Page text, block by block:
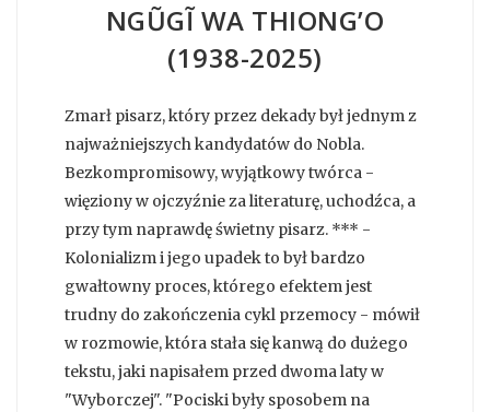
NGŨGĨ WA THIONG’O
(1938-2025)
Zmarł pisarz, który przez dekady był jednym z
najważniejszych kandydatów do Nobla.
Bezkompromisowy, wyjątkowy twórca -
więziony w ojczyźnie za literaturę, uchodźca, a
przy tym naprawdę świetny pisarz. *** -
Kolonializm i jego upadek to był bardzo
gwałtowny proces, którego efektem jest
trudny do zakończenia cykl przemocy - mówił
w rozmowie, która stała się kanwą do dużego
tekstu, jaki napisałem przed dwoma laty w
"Wyborczej". "Pociski były sposobem na